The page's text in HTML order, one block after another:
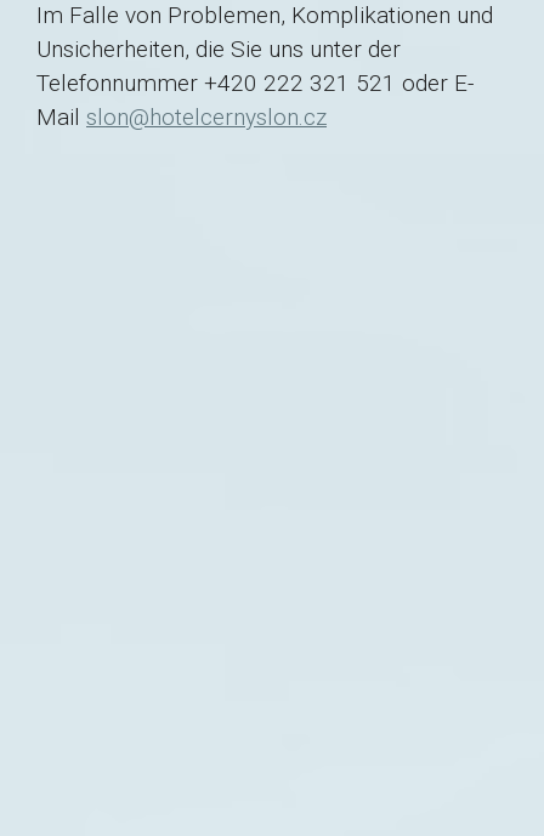
Im Falle von Problemen, Komplikationen und
Unsicherheiten, die Sie uns unter der
Telefonnummer +420 222 321 521 oder E-
Mail slon@hotelcernyslon.cz